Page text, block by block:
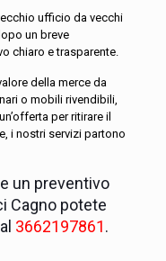
ufficio da vecchi
un breve
chiaro e trasparente.
della merce da
o mobili rivendibili,
per ritirare il
i nostri servizi partono
un preventivo
Cagno potete
3662197861.